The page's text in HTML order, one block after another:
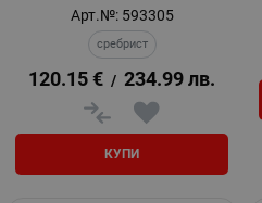
Арт.№: 593305
сребрист
120.15 € / 234.99 лв.
КУПИ